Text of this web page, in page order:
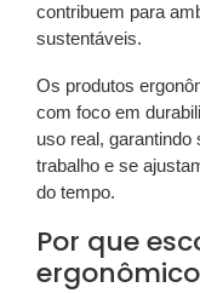
contribuem para
sustentáveis.
Os produtos
com foco em
uso real,
trabalho e se
do tempo.
Por que